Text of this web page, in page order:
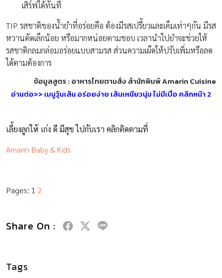
เสิร์ฟได้ทันที
TIP รสชาติของน้ำยำที่อร่อยคือ ต้องมีรสเปรี้ยวและเค็มเท่าๆกัน มีรส
หวานตัดเล็กน้อย หรือมากหน่อยตามชอบ เวลานำไปยำจะช่วยให้
รสชาติกลมกล่อมอร่อยแบบสามรส ส่วนความเผ็ดให้ปรับเพิ่มหรือลด
ได้ตามต้องการ
ข้อมูลสูตร : อาหารไทยตามสั่ง สำนักพิมพ์ Amarin Cuisine
อ่านต่อ>> เมนูวุ้นเส้น อร่อยง่าย เส้นเหนียวนุ่ม ไม่มีเบื่อ คลิกหน้า 2
เลี้ยงลูกให้ เก่ง ดี มีสุข ไปกับเรา คลิกติดตามที่
Amarin Baby & Kids
Pages: 1 2
Share On :
Tags